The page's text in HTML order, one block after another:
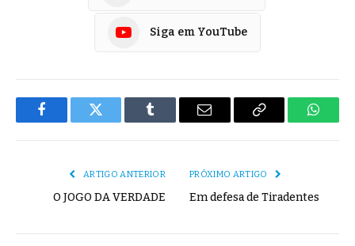
Siga em YouTube
FacebookTwitter Tumblr
E-
Copiar
ARTIGO ANTERIOR
O JOGO DA VERDADE
PRÓXIMO ARTIGO
Em defesa de Tiradentes